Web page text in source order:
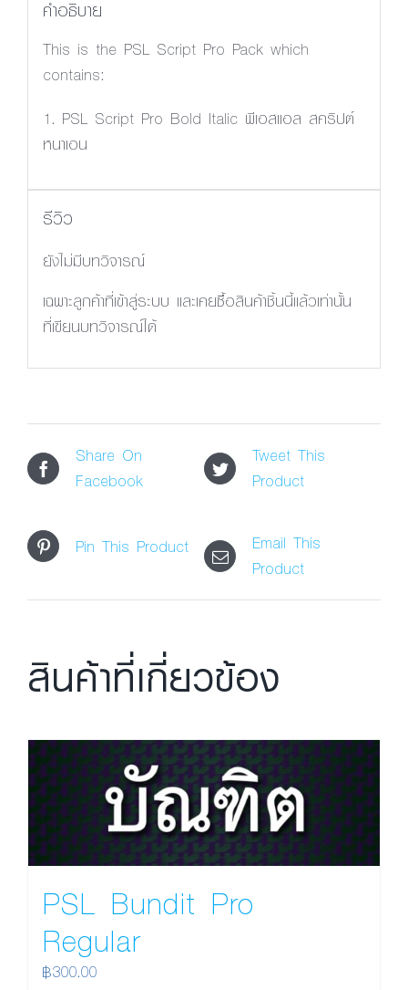
คำอธิบาย
This is the PSL Script Pro Pack which
contains:
1. PSL Script Pro Bold Italic พีเอสแอล สคริปต์
หนาเอน
รีวิว
ยังไม่มีบทวิจารณ์
เฉพาะลูกค้าที่เข้าสู่ระบบ และเคยซื้อสินค้าชิ้นนี้แล้วเท่านั้น
ที่เขียนบทวิจารณ์ได้
Share On
Facebook
Tweet This
Product
Pin This Product
Email This
Product
สินค้าที่เกี่ยวข้อง
PSL Bundit Pro
Regular
฿300.00